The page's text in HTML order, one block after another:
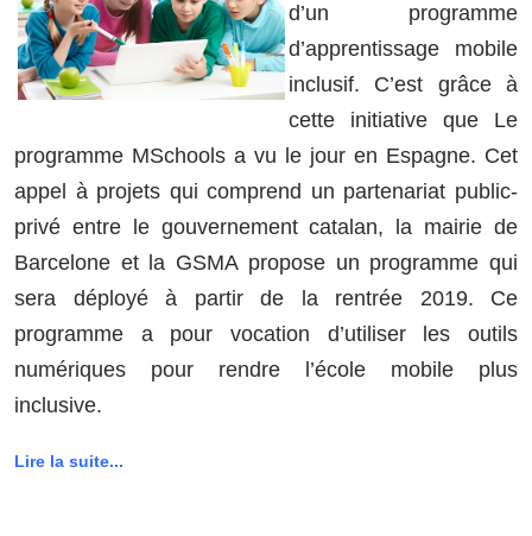
d’un programme
d’apprentissage mobile
inclusif. C’est grâce à
cette initiative que Le
programme MSchools a vu le jour en Espagne. Cet
appel à projets qui comprend un partenariat public-
privé entre le gouvernement catalan, la mairie de
Barcelone et la GSMA propose un programme qui
sera déployé à partir de la rentrée 2019. Ce
programme a pour vocation d’utiliser les outils
numériques pour rendre l’école mobile plus
inclusive.
Lire la suite...